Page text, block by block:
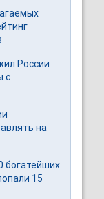
России
с
на
богатейших
15